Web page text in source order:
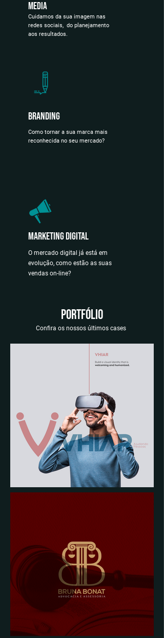
Media
Cuidamos da sua imagem nas
redes sociais, do planejamento
aos resultados.
Branding
Como tornar a sua marca mais
reconhecida no seu mercado?
Marketing Digital
O mercado digital já está em
evolução, como estão as suas
vendas on-line?
portfólio
Confira os nossos últimos cases